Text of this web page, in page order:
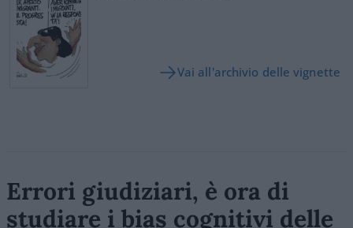
Vai all'archivio delle vignette
Errori giudiziari, è ora di
studiare i bias cognitivi delle